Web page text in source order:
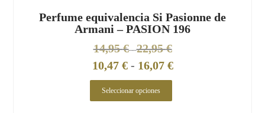
Perfume equivalencia Si Pasionne de
Armani – PASION 196
14,95€ - 22,95€
10,47 € - 16,07 €
Seleccionar opciones